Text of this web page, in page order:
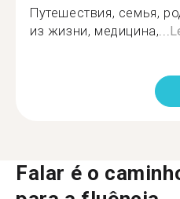
Путешествия, семья,
из жизни, медицина,...
Falar é o